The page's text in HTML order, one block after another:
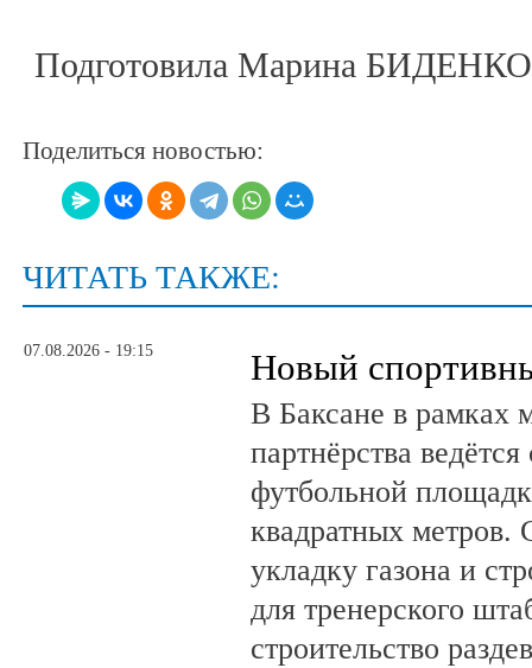
Подготовила Марина БИДЕНКО
Поделиться новостью:
ЧИТАТЬ ТАКЖЕ:
07.08.2026 - 19:15 Новый
В Баксане в рамках
партнёрства
футбольной
квадратных метров.
укладку газона и
для тренерского
строительство